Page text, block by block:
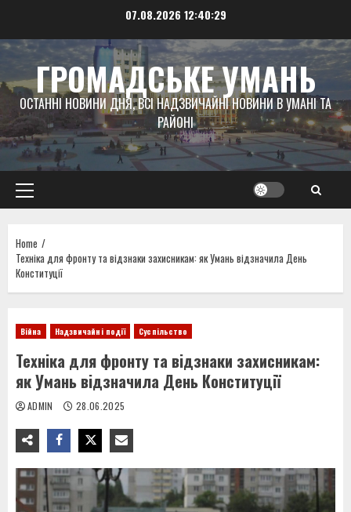
content
07.08.2026 12:40:30
ГРОМАДСЬКЕ УМАНЬ
ОСТАННІ НОВИНИ ДНЯ, ВСІ НАДЗВИЧАЙНІ НОВИНИ В УМАНІ ТА
РАЙОНІ
Primary
Menu
Home
Техніка для фронту та відзнаки захисникам: як Умань відзначила День
Конституції
Війна Надзвичайні події Суспільство
Техніка для фронту та відзнаки захисникам:
як Умань відзначила День Конституції
ADMIN 28.06.2025